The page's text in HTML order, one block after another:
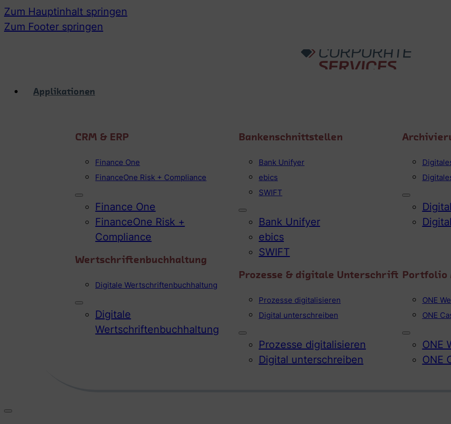
Zum Hauptinhalt springen
Zum Footer springen
Applikationen
CRM & ERP
Finance One
FinanceOne Risk + Compliance
Finance One
FinanceOne Risk +
Compliance
Wertschriftenbuchhaltung
Digitale Wertschriftenbuchhaltung
Digitale
Wertschriftenbuchhaltung
Bankenschnittstellen
Bank Unifyer
ebics
SWIFT
Bank Unifyer
ebics
SWIFT
Prozesse & digitale Unterschrift
Prozesse digitalisieren
Digital unterschreiben
Prozesse digitalisieren
Digital unterschreiben
Portfolio
ONE
ONE
ONE
ONE